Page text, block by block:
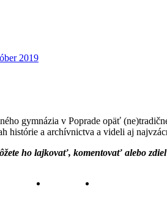
2019
gymnázia v Poprade opäť
histórie a archívnictva a videli aj
ho lajkovať, komentovať alebo